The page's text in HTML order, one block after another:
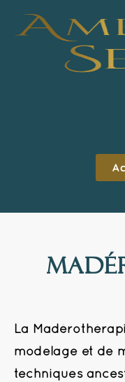
La
modelage et de
techniques